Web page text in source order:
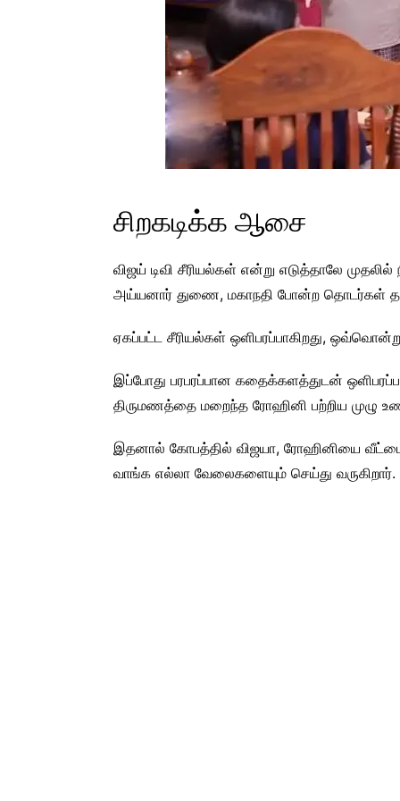
சிறகடிக்க ஆசை
விஜய் டிவி சீரியல்கள் என்று எடுத்தாலே
அய்யனார் துணை, மகாநதி போன்ற தொடர்கள்
ஏகப்பட்ட சீரியல்கள் ஒளிபரப்பாகிறது,
இப்போது பரபரப்பான கதைக்களத்துடன்
திருமணத்தை மறைந்த ரோஹினி பற்றிய முழு
இதனால் கோபத்தில் விஜயா, ரோஹினியை
வாங்க எல்லா வேலைகளையும் செய்து வருகிறார்.